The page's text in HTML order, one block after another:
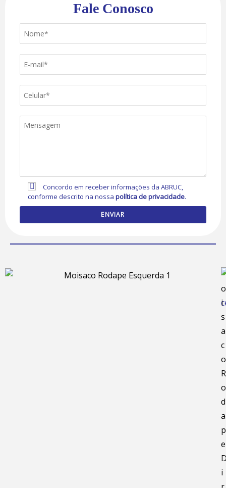
Fale Conosco
Concordo em receber informações da ABRUC,
conforme descrito na nossapolítica de privacidade.